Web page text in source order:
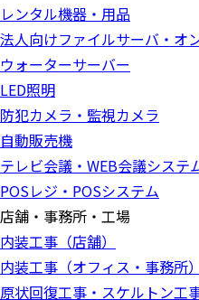
レンタル機器・用品
法人向けファイルサーバ・オ
ウォーターサーバー
LED照明
防犯カメラ・監視カメラ
自動販売機
テレビ会議・WEB会議システ
POSレジ・POSシステム
店舗・事務所・工場
内装工事（店舗）
内装工事（オフィス・事務所）
原状回復工事・スケルトン工